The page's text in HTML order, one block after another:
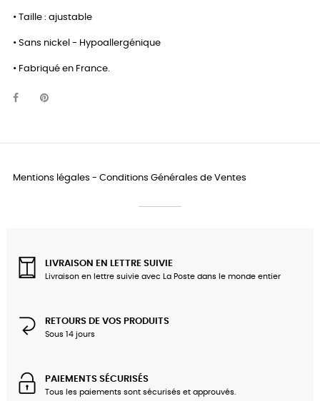
• Taille : ajustable
• Sans nickel - Hypoallergénique
• Fabriqué en France.
Mentions légales - Conditions Générales de Ventes
LIVRAISON EN LETTRE SUIVIE
Livraison en lettre suivie avec La Poste dans le monde entier
RETOURS DE VOS PRODUITS
Sous 14 jours
PAIEMENTS SÉCURISÉS
Tous les paiements sont sécurisés et approuvés.